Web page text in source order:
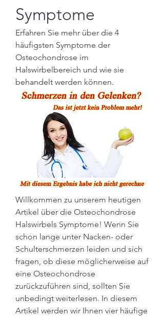
Symptome
Erfahren Sie mehr über die 4
häufigsten Symptome der
Osteochondrose im
Halswirbelbereich und wie sie
behandelt werden können.
Willkommen zu unserem heutigen
Artikel über die Osteochondrose
Halswirbels Symptome! Wenn Sie
schon lange unter Nacken- oder
Schulterschmerzen leiden und sich
fragen, ob diese möglicherweise auf
eine Osteochondrose
zurückzuführen sind, sollten Sie
unbedingt weiterlesen. In diesem
Artikel werden wir Ihnen vier häufige